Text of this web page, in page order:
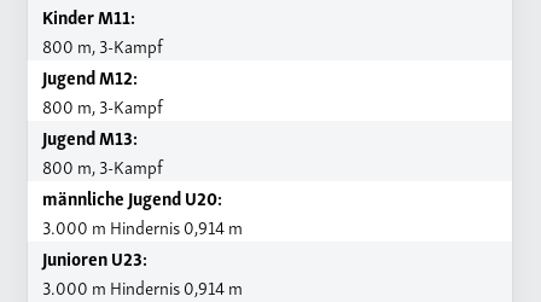
Kinder M11:
800 m, 3-Kampf
Jugend M12:
800 m, 3-Kampf
Jugend M13:
800 m, 3-Kampf
männliche Jugend U20:
3.000 m Hindernis 0,914 m
Junioren U23:
3.000 m Hindernis 0,914 m